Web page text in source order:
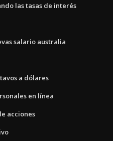
las tasas de interés
salario australia
a dólares
en línea
acciones